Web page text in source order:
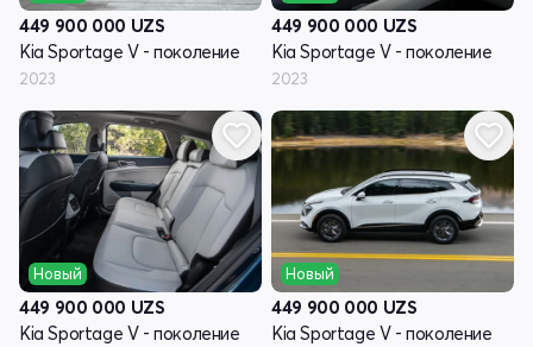
449 900 000 UZS
Kia Sportage V - поколение
2023
449 900 000 UZS
Kia Sportage V - поколение
2023
Новый
449 900 000 UZS
Kia Sportage V - поколение
Новый
449 900 000 UZS
Kia Sportage V - поколение